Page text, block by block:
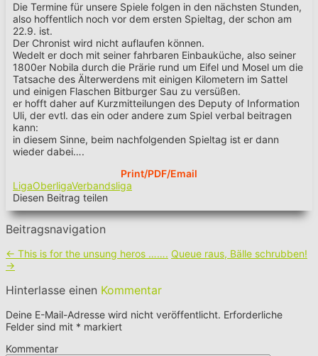
Die Termine für unsere Spiele folgen in den nächsten Stunden,
also hoffentlich noch vor dem ersten Spieltag, der schon am
22.9. ist.
Der Chronist wird nicht auflaufen können.
Wedelt er doch mit seiner fahrbaren Einbauküche, also seiner
1800er Nobila durch die Prärie rund um Eifel und Mosel um die
Tatsache des Älterwerdens mit einigen Kilometern im Sattel
und einigen Flaschen Bitburger Sau zu versüßen.
er hofft daher auf Kurzmitteilungen des Deputy of Information
Uli, der evtl. das ein oder andere zum Spiel verbal beitragen
kann:
in diesem Sinne, beim nachfolgenden Spieltag ist er dann
wieder dabei….
Print/PDF/Email
LigaOberligaVerbandsliga
Diesen Beitrag teilen
Beitragsnavigation
← This is for the unsung heros ……. Queue raus, Bälle schrubben!
→
Hinterlasse einen Kommentar
Deine E-Mail-Adresse wird nicht veröffentlicht. Erforderliche
Felder sind mit * markiert
Kommentar